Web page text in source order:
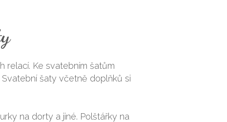
relací. Ke svatebním šatům
šaty včetně doplňků si
na dorty a jiné. Polštářky na